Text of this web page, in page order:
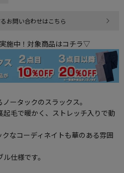
お問い合わせはこちら
施中！対象商品はコチラ▽
ータックのスラックス。
起毛で暖かく、ストレッチ入りで動
なコーディネイトも華のある雰囲
仕様です。